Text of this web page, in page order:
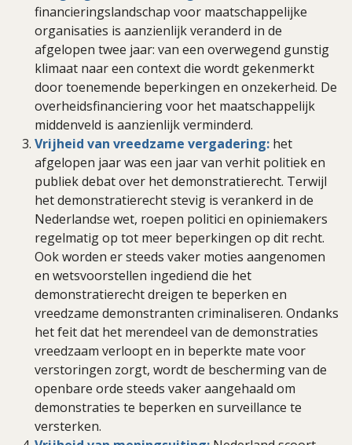
financieringslandschap voor maatschappelijke
organisaties is aanzienlijk veranderd in de
afgelopen twee jaar: van een overwegend gunstig
klimaat naar een context die wordt gekenmerkt
door toenemende beperkingen en onzekerheid. De
overheidsfinanciering voor het maatschappelijk
middenveld is aanzienlijk verminderd.
Vrijheid van vreedzame vergadering: het
afgelopen jaar was een jaar van verhit politiek en
publiek debat over het demonstratierecht. Terwijl
het demonstratierecht stevig is verankerd in de
Nederlandse wet, roepen politici en opiniemakers
regelmatig op tot meer beperkingen op dit recht.
Ook worden er steeds vaker moties aangenomen
en wetsvoorstellen ingediend die het
demonstratierecht dreigen te beperken en
vreedzame demonstranten criminaliseren. Ondanks
het feit dat het merendeel van de demonstraties
vreedzaam verloopt en in beperkte mate voor
verstoringen zorgt, wordt de bescherming van de
openbare orde steeds vaker aangehaald om
demonstraties te beperken en surveillance te
versterken.